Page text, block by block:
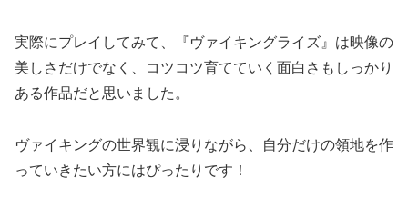
実際にプレイしてみて、『ヴァイキングライズ』は映像の
美しさだけでなく、コツコツ育てていく面白さもしっかり
ある作品だと思いました。
ヴァイキングの世界観に浸りながら、自分だけの領地を作
っていきたい方にはぴったりです！